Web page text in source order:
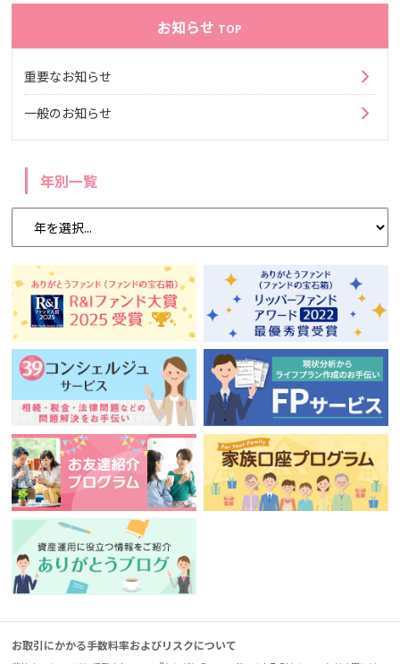
お知らせ TOP
重要なお知らせ
一般のお知らせ
年別一覧
お取引にかかる手数料率およびリスクについて